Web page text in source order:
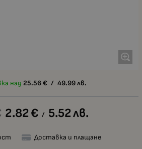
над 25.56 € / 49.99 лв.
2.82€ / 5.52лв.
Доставка и плащане